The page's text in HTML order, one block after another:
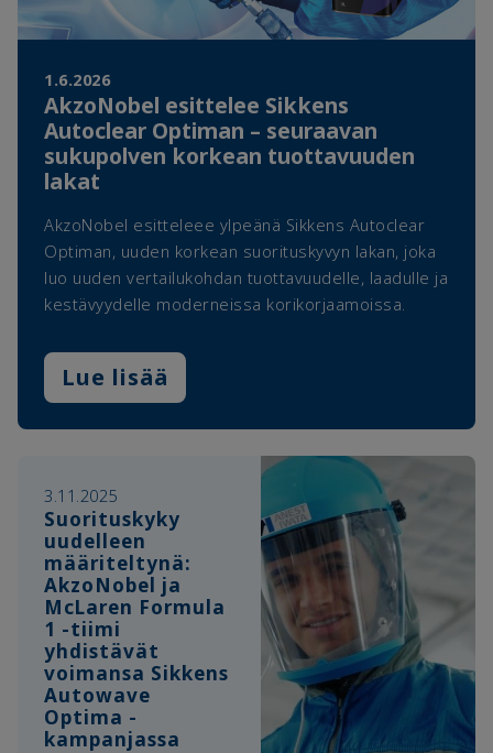
1.6.2026
AkzoNobel esittelee Sikkens
Autoclear Optiman – seuraavan
sukupolven korkean tuottavuuden
lakat
AkzoNobel esitteleee ylpeänä Sikkens Autoclear
Optiman, uuden korkean suorituskyvyn lakan, joka
luo uuden vertailukohdan tuottavuudelle, laadulle ja
kestävyydelle moderneissa korikorjaamoissa.
Lue lisää
3.11.2025
Suorituskyky
uudelleen
määriteltynä:
AkzoNobel ja
McLaren Formula
1 -tiimi
yhdistävät
voimansa Sikkens
Autowave
Optima -
kampanjassa